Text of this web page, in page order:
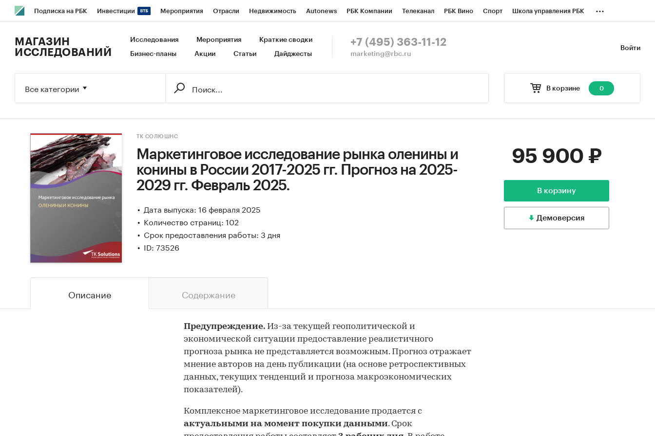
Подписка на РБК Инвестиции Мероприятия Отрасли Недвижимость Autonews РБК Компании Телеканал РБК Вино Спорт Школа управления РБК
Исследования Кредитные рейтинги Франшизы Газета Спецпроекты СПб Конференции СПб Спецпроекты
...
Войти
МАГАЗИН
ИССЛЕДОВАНИЙ
Исследования Мероприятия Краткие сводки
Бизнес-планы Акции Статьи Дайджесты
+7 (495) 363-11-12
marketing@rbc.ru
В корзине 0
Все категории
ТК СОЛЮШНС
Маркетинговое исследование рынка оленины и
конины в России 2017-2025 гг. Прогноз на 2025-
2029 гг. Февраль 2025.
Дата выпуска: 16 февраля 2025
Количество страниц: 102
Срок предоставления работы: 3 дня
ID: 73526
95 900 ₽
В корзину
Демоверсия
Описание Содержание
Предупреждение. Из-за текущей геополитической и
экономической ситуации предоставление реалистичного
прогноза рынка не представляется возможным. Прогноз отражает
мнение авторов на день публикации (на основе ретроспективных
данных, текущих тенденций и прогноза макроэкономических
показателей).
Комплексное маркетинговое исследование продается с
актуальными на момент покупки данными. Срок